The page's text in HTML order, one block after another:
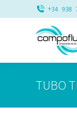
+34 938
TUBO